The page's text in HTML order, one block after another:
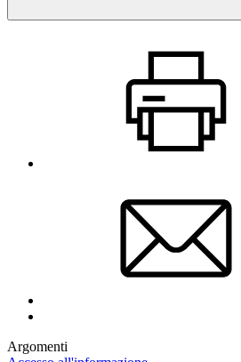
Argomenti